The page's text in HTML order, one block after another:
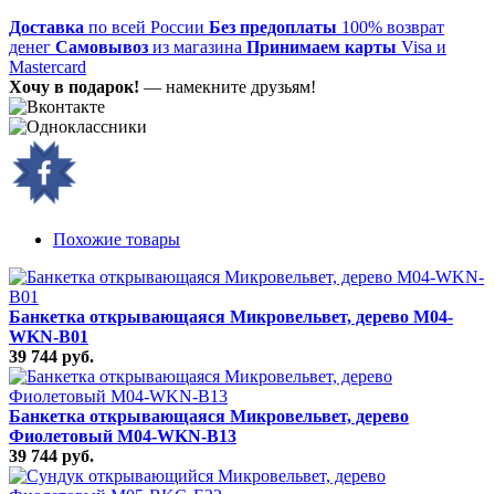
Доставка по всей России Без предоплаты 100% возврат
денег Самовывоз из магазина Принимаем карты Visa и
Mastercard
Хочу в подарок! — намекните друзьям!
Похожие товары
Банкетка открывающаяся Микровельвет, дерево M04-
WKN-B01
39 744 руб.
Банкетка открывающаяся Микровельвет, дерево
Фиолетовый M04-WKN-B13
39 744 руб.